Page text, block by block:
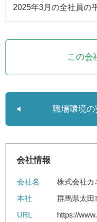
2025年3月の全社員の
この会
職場環境
会社情報
会社名
株式会社カ
本社
群馬県太田
URL
https://